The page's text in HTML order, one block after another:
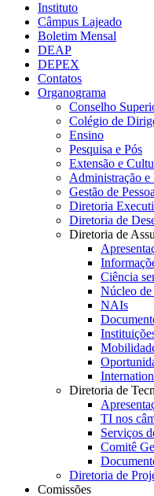
Instituto
Câmpus Lajeado
Boletim Mensal
DEAP
DEPEX
Contatos
Organograma
Conselho
Colégio de
Ensino
Pesquisa e Pós
Extensão e
Administração e
Gestão de
Diretoria
Diretoria de
Diretoria de
Ciência
Núcleo
NAIs
Diretoria de
TI nos
Serviços
Comitê
Diretoria de
Comissões